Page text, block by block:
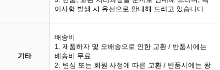
이사항 발생 시 유선으로 안내해 드리고 있습니다.
기타
배송비
1. 제품하자 및 오배송으로 인한 교환 / 반품시에는
배송비 무료
2. 변심 또는 회원 사정에 따른 교환 / 반품시에는 왕